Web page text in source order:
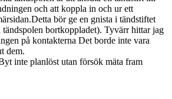
och att koppla in och ur ett
bör ge en gnista i tändstiftet
bortkoppladet). Tyvärr hittar jag
på kontakterna Det borde inte vara
dem.
inte planlöst utan försök mäta fram